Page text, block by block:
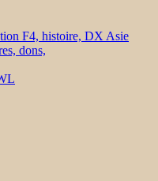
F4, histoire, DX Asie
dons,